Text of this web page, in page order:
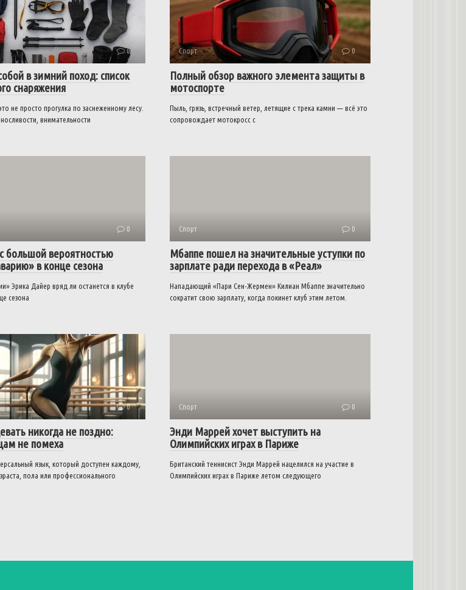
0
в зимний поход: список
снаряжения
не просто прогулка по заснеженному лесу.
внимательности
Спорт 0
Полный обзор важного элемента защиты в
мотоспорте
Пыль, грязь, встречный ветер, летящие с трека камни — всё это
сопровождает мотокросс с
0
большой вероятностью
в конце сезона
Эрика Дайер вряд ли останется в клубе
сезона
Спорт 0
Мбаппе пошел на значительные уступки по
зарплате ради перехода в «Реал»
Нападающий «Пари Сен-Жермен» Килиан Мбаппе значительно
сократит свою зарплату, когда покинет клуб этим летом.
0
никогда не поздно:
не помеха
язык, который доступен каждому,
пола или профессионального
Спорт 0
Энди Маррей хочет выступить на
Олимпийских играх в Париже
Британский теннисист Энди Маррей нацелился на участие в
Олимпийских играх в Париже летом следующего